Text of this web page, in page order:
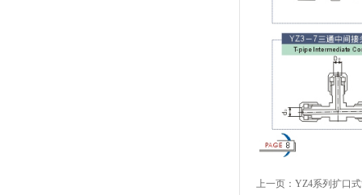
上一页： YZ4系列扩口